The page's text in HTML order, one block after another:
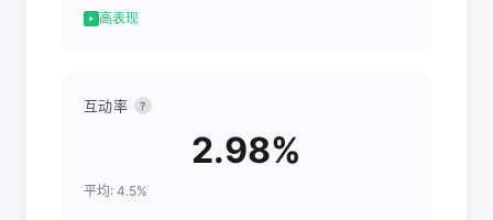
高表现
互动率 ?
2.98%
平均: 4.5%